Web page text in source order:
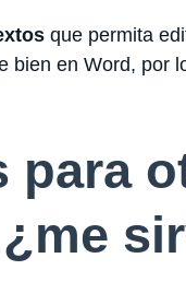
que permita
bien en Word, por
para